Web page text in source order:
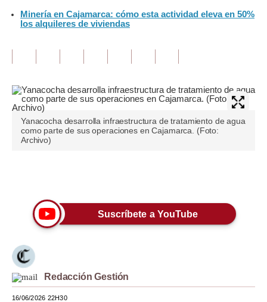
Inmobiliarias
Opinión
Editorial
Pregunta de hoy
Blogs
Viajes
Estilos
Mundo
Minería en Cajamarca: cómo esta actividad eleva en 50%
los alquileres de viviendas
Yanacocha desarrolla infraestructura de tratamiento de agua
como parte de sus operaciones en Cajamarca. (Foto:
Archivo)
Suscríbete a YouTube
Redacción Gestión
16/06/2026 22H30